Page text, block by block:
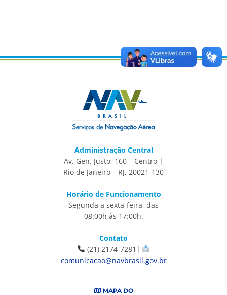
Administração Central
Av. Gen. Justo, 160 – Centro |
Rio de Janeiro – RJ, 20021-130
Horário de Funcionamento
Segunda a sexta-feira, das
08:00h às 17:00h.
Contato
(21) 2174-7281|
comunicacao@navbrasil.gov.br
MAPA DO